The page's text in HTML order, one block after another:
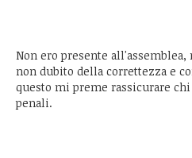
Non ero presente all'assemblea,
non dubito della correttezza e
questo mi preme rassicurare
penali.